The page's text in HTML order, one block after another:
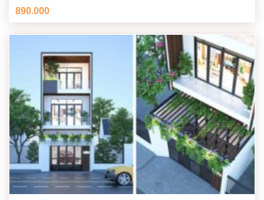
890.000